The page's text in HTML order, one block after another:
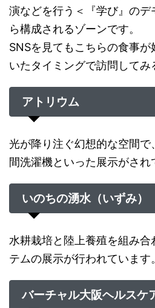
演などを行う＜『学び』の
ら構成されるゾーンです。
SNSを見てもこちらの食事
いたタイミングで訪問してみ
アトリウム
光が降り注ぐ幻想的な空間で
間洗濯機といった展示がされ
いのちの湧水（いずみ）
水耕栽培と陸上養殖を組み合
テムの展示が行われています。
バーチャル大阪ヘルスケ